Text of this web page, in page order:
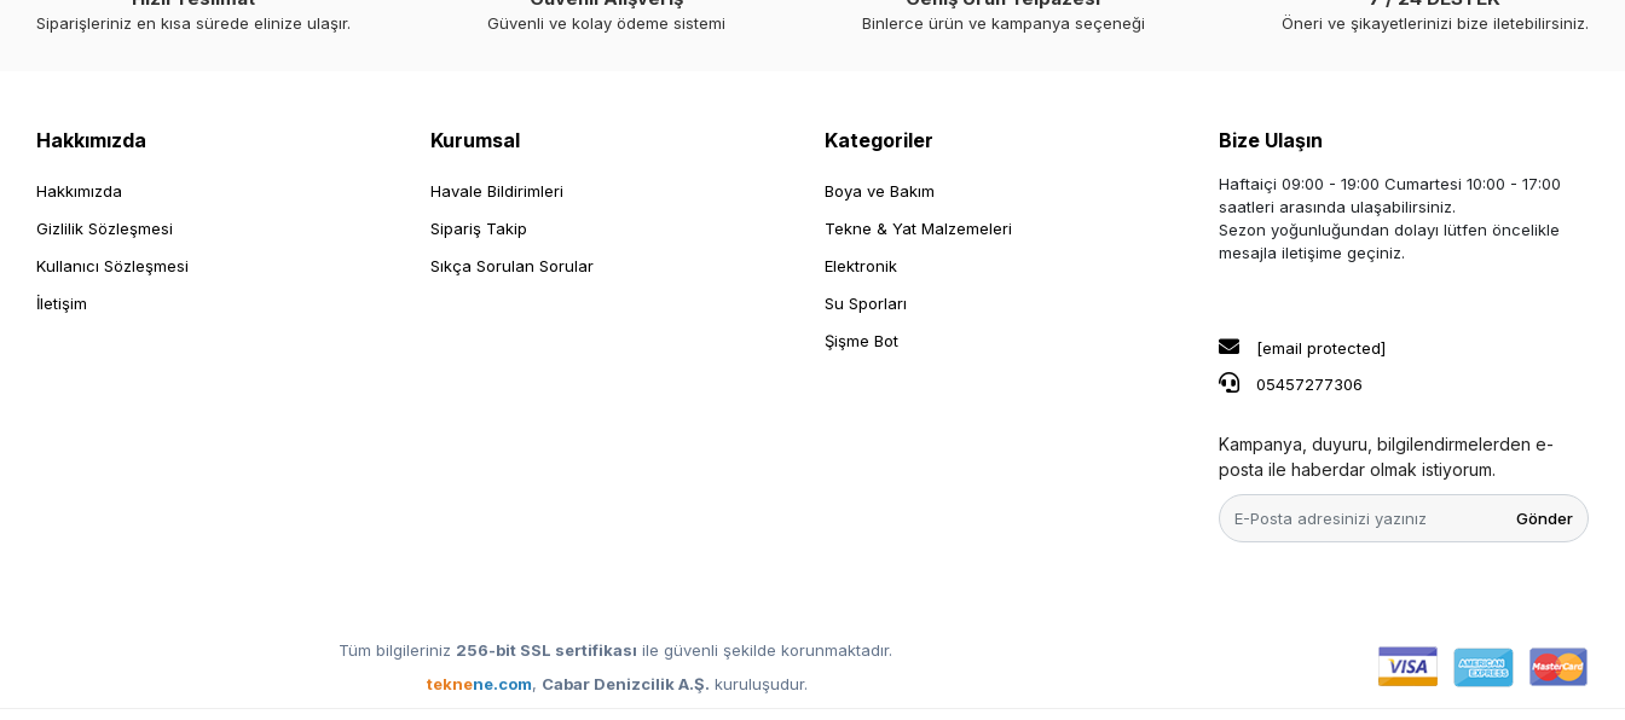
Siparişleriniz en kısa sürede elinize ulaşır. Güvenli ve kolay ödeme sistemi Binlerce ürün ve kampanya seçeneği Öneri ve şikayetlerinizi bize iletebilirsiniz.
Hakkımızda
Hakkımızda
Gizlilik Sözleşmesi
Kullanıcı Sözleşmesi
İletişim
Kurumsal
Havale Bildirimleri
Sipariş Takip
Sıkça Sorulan Sorular
Kategoriler
Boya ve Bakım
Tekne & Yat Malzemeleri
Elektronik
Su Sporları
Şişme Bot
Bize Ulaşın
Haftaiçi 09:00 - 19:00 Cumartesi 10:00 - 17:00
saatleri arasında ulaşabilirsiniz.
Sezon yoğunluğundan dolayı lütfen öncelikle
mesajla iletişime geçiniz.
[email protected]
05457277306
Kampanya, duyuru, bilgilendirmelerden e-
posta ile haberdar olmak istiyorum.
Gönder
Tüm bilgileriniz 256-bit SSL sertifikası ile güvenli şekilde korunmaktadır.
teknene.com, Cabar Denizcilik A.Ş. kuruluşudur.